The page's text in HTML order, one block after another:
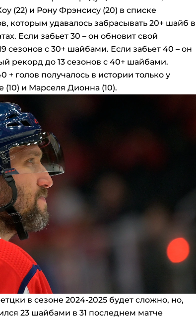
(22) и Рону Фрэнсису (20) в списке
которым удавалось забрасывать 20+ шайб в
Если забьет 30 – он обновит свой
сезонов с 30+ шайбами. Если забьет 40 – он
рекорд до 13 сезонов с 40+ шайбами.
+ голов получалось в истории только у
(10) и Марселя Дионна (10).
в сезоне 2024-2025 будет сложно, но,
23 шайбами в 31 последнем матче